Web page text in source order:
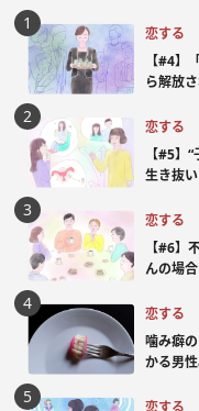
恋する
【#4】
ら解放
恋する
【#5】
生き抜
恋する
【#6】
んの場
恋する
噛み癖
かる男
恋する